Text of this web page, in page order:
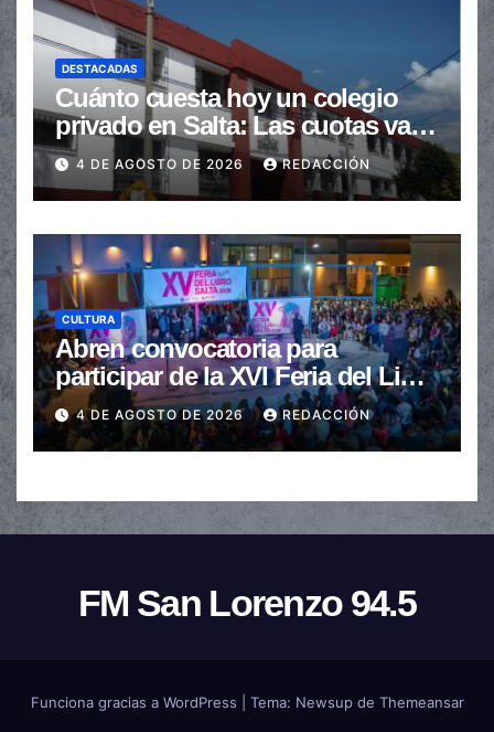
DESTACADAS
Cuánto cuesta hoy un colegio
privado en Salta: Las cuotas van
de $110.000 a más de $600.000
4 DE AGOSTO DE 2026 REDACCIÓN
CULTURA
Abren convocatoria para
participar de la XVI Feria del Libro
de Salta
4 DE AGOSTO DE 2026 REDACCIÓN
FM San Lorenzo 94.5
Funciona gracias a WordPress Tema: Newsupde Themeansar